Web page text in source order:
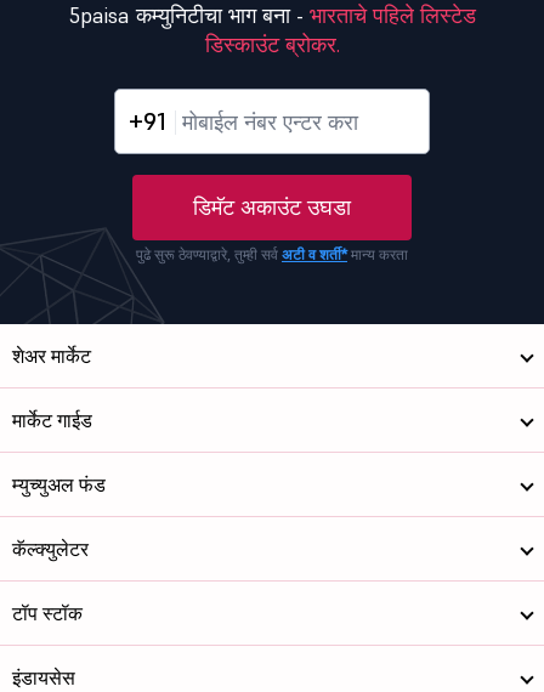
5paisa कम्युनिटीचा भाग बना - भारताचे पहिले लिस्टेड
डिस्काउंट ब्रोकर.
+91
डिमॅट अकाउंट उघडा
पुढे सुरू ठेवण्याद्वारे, तुम्ही सर्व अटी व शर्ती*मान्य करता
शेअर मार्केट
मार्केट गाईड
म्युच्युअल फंड
कॅल्क्युलेटर
टॉप स्टॉक
इंडायसेस